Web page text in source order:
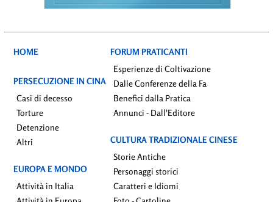
HOME
PERSECUZIONE IN CINA
Casi di decesso
Torture
Detenzione
Altri
EUROPA E MONDO
Attività in Italia
FORUM PRATICANTI
Esperienze di Coltivazione
Dalle Conferenze della Fa
Benefici dalla Pratica
Annunci - Dall'Editore
CULTURA TRADIZIONALE CINESE
Storie Antiche
Personaggi storici
Caratteri e Idiomi